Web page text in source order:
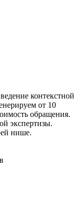
контекстной
от 10
обращения.
экспертизы.
нише.